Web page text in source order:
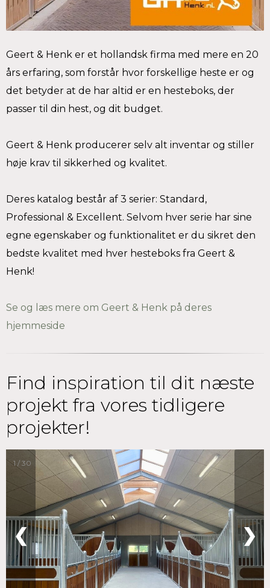
Geert & Henk er et hollandsk firma med mere en 20
års erfaring, som forstår hvor forskellige heste er og
det betyder at de har altid er en hesteboks, der
passer til din hest, og dit budget.
Geert & Henk producerer selv alt inventar og stiller
høje krav til sikkerhed og kvalitet.
Deres katalog består af 3 serier: Standard,
Professional & Excellent. Selvom hver serie har sine
egne egenskaber og funktionalitet er du sikret den
bedste kvalitet med hver hesteboks fra Geert &
Henk!
Se og læs mere om Geert & Henk på deres
hjemmeside
Find inspiration til dit næste
projekt fra vores tidligere
projekter!
1 / 30
❮ ❯